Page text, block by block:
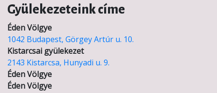
Gyülekezeteink címe
Éden Völgye
1042 Budapest, Görgey Artúr u. 10.
Kistarcsai gyülekezet
2143 Kistarcsa, Hunyadi u. 9.
Éden Völgye
Éden Völgye